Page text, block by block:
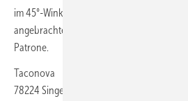
im 45°-Winkel nach oben angeordnet. Ein
angebrachter Muffenanschluss ermöglicht
Patrone.
Taconova
78224 Singen